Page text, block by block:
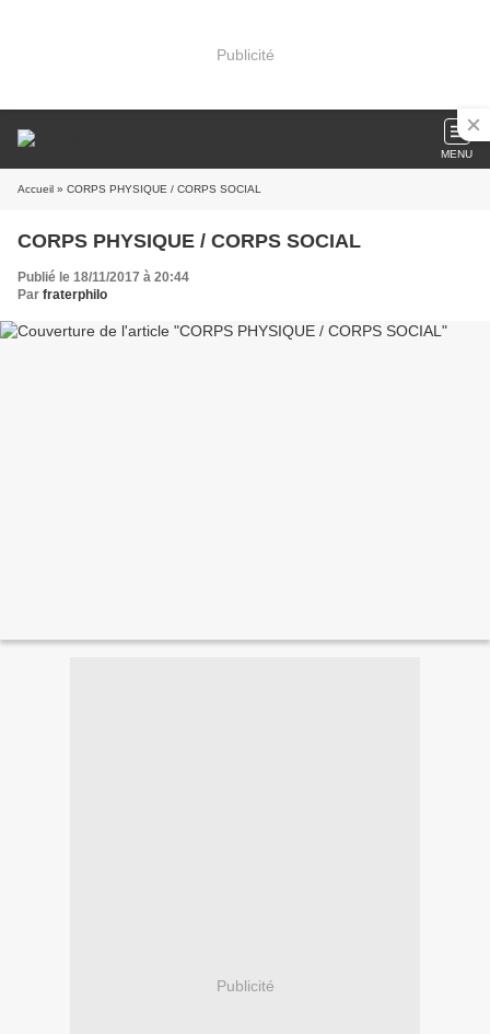
Publicité
MENU
Accueil » CORPS PHYSIQUE / CORPS SOCIAL
CORPS PHYSIQUE / CORPS SOCIAL
Publié le 18/11/2017 à 20:44
Par fraterphilo
Publicité